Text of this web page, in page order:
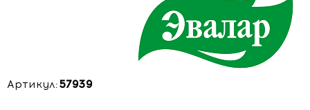
Артикул:57939